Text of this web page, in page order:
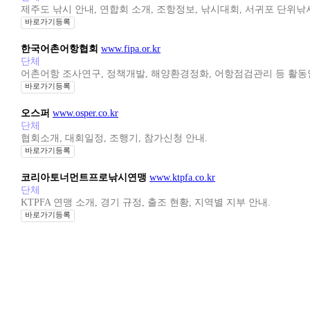
제주도 낚시 안내, 연합회 소개, 조항정보, 낚시대회, 서귀포 단위낚
바로가기등록
한국어촌어항협회 www.fipa.or.kr
단체
어촌어항 조사연구, 정책개발, 해양환경정화, 어항점검관리 등 활
바로가기등록
오스퍼 www.osper.co.kr
단체
협회소개, 대회일정, 조행기, 참가신청 안내.
바로가기등록
코리아토너먼트프로낚시연맹 www.ktpfa.co.kr
단체
KTPFA 연맹 소개, 경기 규정, 출조 현황, 지역별 지부 안내.
바로가기등록